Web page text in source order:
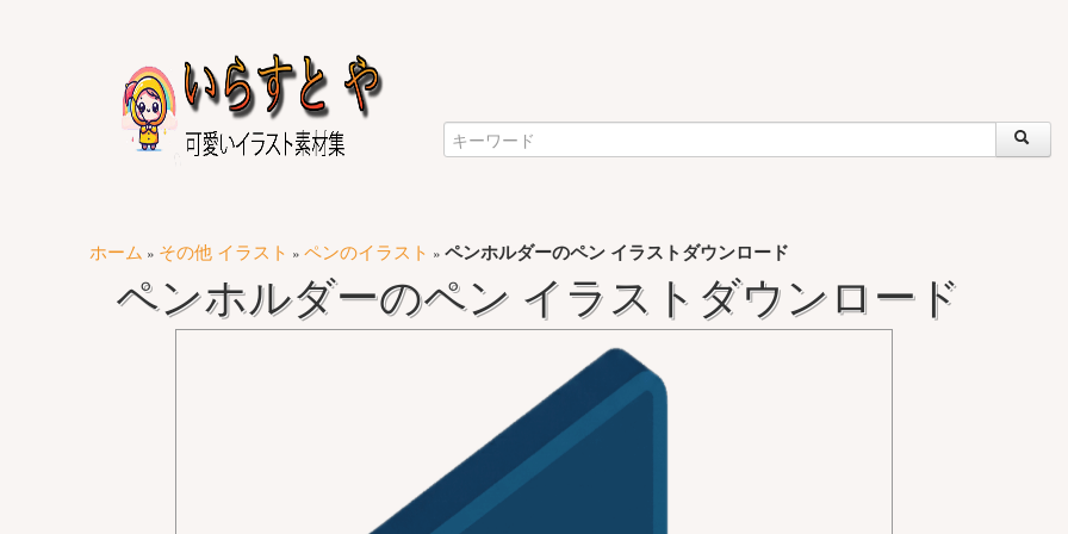
ホーム » その他 イラスト » ペンのイラスト » ペンホルダーのペン イラストダウンロード
ペンホルダーのペン イラストダウンロード